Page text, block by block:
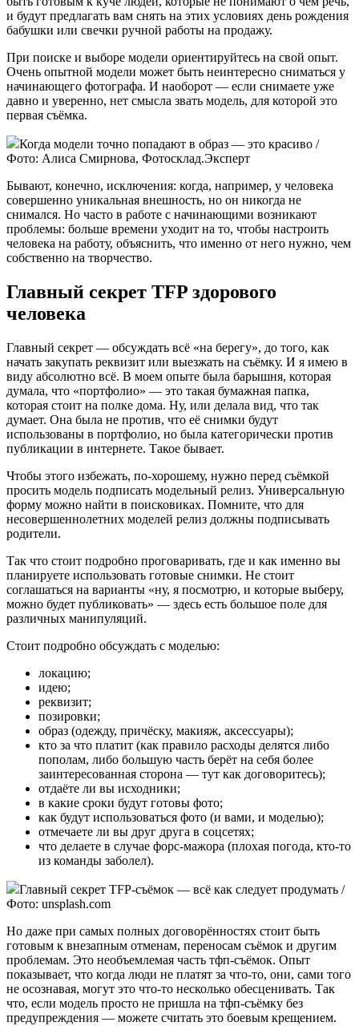
и будут предлагать вам снять на этих условиях день рождения
бабушки или свечки ручной работы на продажу.
При поиске и выборе модели ориентируйтесь на свой опыт.
Очень опытной модели может быть неинтересно сниматься у
начинающего фотографа. И наоборот — если снимаете уже
давно и уверенно, нет смысла звать модель, для которой это
первая съёмка.
Когда модели точно попадают в образ — это красиво /
Фото: Алиса Смирнова, Фотосклад.Эксперт
Бывают, конечно, исключения: когда, например, у человека
совершенно уникальная внешность, но он никогда не
снимался. Но часто в работе с начинающими возникают
проблемы: больше времени уходит на то, чтобы настроить
человека на работу, объяснить, что именно от него нужно, чем
собственно на творчество.
Главный секрет TFP здорового
человека
Главный секрет — обсуждать всё «на берегу», до того, как
начать закупать реквизит или выезжать на съёмку. И я имею в
виду абсолютно всё. В моем опыте была барышня, которая
думала, что «портфолио» — это такая бумажная папка,
которая стоит на полке дома. Ну, или делала вид, что так
думает. Она была не против, что её снимки будут
использованы в портфолио, но была категорически против
публикации в интернете. Такое бывает.
Чтобы этого избежать, по-хорошему, нужно перед съёмкой
просить модель подписать модельный релиз. Универсальную
форму можно найти в поисковиках. Помните, что для
несовершеннолетних моделей релиз должны подписывать
родители.
Так что стоит подробно проговаривать, где и как именно вы
планируете использовать готовые снимки. Не стоит
соглашаться на варианты «ну, я посмотрю, и которые выберу,
можно будет публиковать» — здесь есть большое поле для
различных манипуляций.
Стоит подробно обсуждать с моделью:
локацию;
идею;
реквизит;
позировки;
образ (одежду, причёску, макияж, аксессуары);
кто за что платит (как правило расходы делятся либо
пополам, либо большую часть берёт на себя более
заинтересованная сторона — тут как договоритесь);
отдаёте ли вы исходники;
в какие сроки будут готовы фото;
как будут использоваться фото (и вами, и моделью);
отмечаете ли вы друг друга в соцсетях;
что делаете в случае форс-мажора (плохая погода, кто-то
из команды заболел).
Главный секрет TFP-съёмок — всё как следует продумать /
Фото: unsplash.com
Но даже при самых полных договорённостях стоит быть
готовым к внезапным отменам, переносам съёмок и другим
проблемам. Это необъемлемая часть тфп-съёмок. Опыт
показывает, что когда люди не платят за что-то, они, сами того
не осознавая, могут это что-то несколько обесценивать. Так
что, если модель просто не пришла на тфп-съёмку без
предупреждения — можете считать это боевым крещением.